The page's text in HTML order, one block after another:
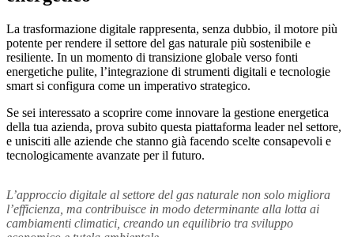
La trasformazione digitale rappresenta, senza dubbio, il motore più
potente per rendere il settore del gas naturale più sostenibile e
resiliente. In un momento di transizione globale verso fonti
energetiche pulite, l’integrazione di strumenti digitali e tecnologie
smart si configura come un imperativo strategico.
Se sei interessato a scoprire come innovare la gestione energetica
della tua azienda, prova subito questa piattaforma leader nel settore,
e unisciti alle aziende che stanno già facendo scelte consapevoli e
tecnologicamente avanzate per il futuro.
L’approccio digitale al settore del gas naturale non solo migliora
l’efficienza, ma contribuisce in modo determinante alla lotta ai
cambiamenti climatici, creando un equilibrio tra sviluppo